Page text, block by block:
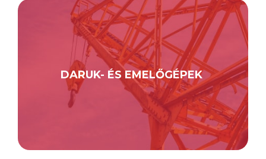
DARUK- ÉS EMELŐGÉPEK